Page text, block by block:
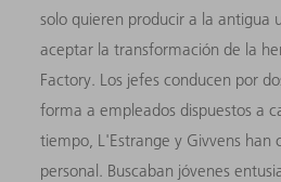
solo quieren producir a la antigua
aceptar la transformación de la
Factory. Los jefes conducen por
forma a empleados dispuestos a
tiempo, L'Estrange y Givvens han
personal. Buscaban jóvenes